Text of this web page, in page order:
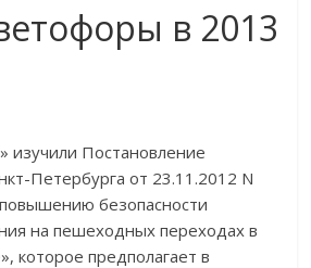
в 2013
изучили Постановление
Петербурга от 23.11.2012 N
безопасности
на пешеходных переходах в
которое предполагает в